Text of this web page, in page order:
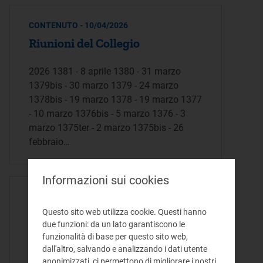
CONTENUTO - 10/04/2026
Riunioni del Collegio
2026 1381 - 8 aprile 1380 - 31 marzo
1379bis - 30 marzo 1379 - 24 marzo
1378bis - 19 marzo 1378 - 19 marzo 1377
- 10 marzo 1376bis - 5 marzo 1376 - 3
marzo 1375ter - 2 marzo 1375bis - 26
febbraio…
1381.pdf
ESITO 1381a RIUNIONE D’AUTORITÀ Il
giorno 8 aprile 2026 si è riunito, ai sensi
Informazioni sui cookies
Questo sito web utilizza cookie. Questi hanno
due funzioni: da un lato garantiscono le
funzionalità di base per questo sito web,
dall'altro, salvando e analizzando i dati utente